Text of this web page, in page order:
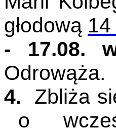
głodową
- 17.08.
Odrowąża.
4.
Zbliża
o